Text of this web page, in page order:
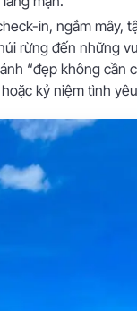
in, ngắm mây,
rừng đến những
“đẹp không cần
kỷ niệm tình